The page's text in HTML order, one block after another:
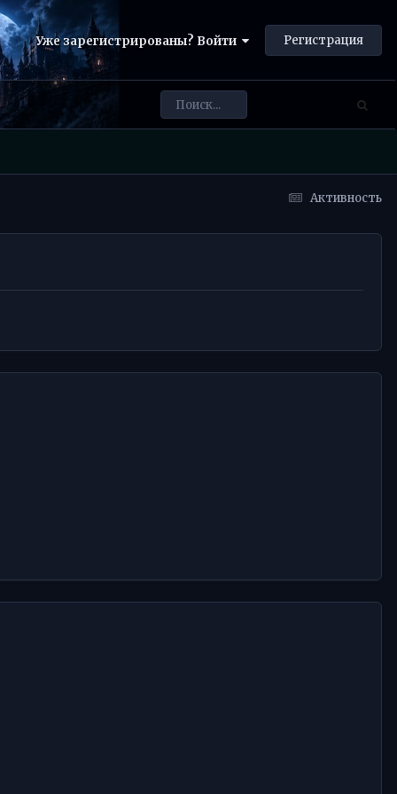
Уже зарегистрированы? Войти Регистрация
Активность